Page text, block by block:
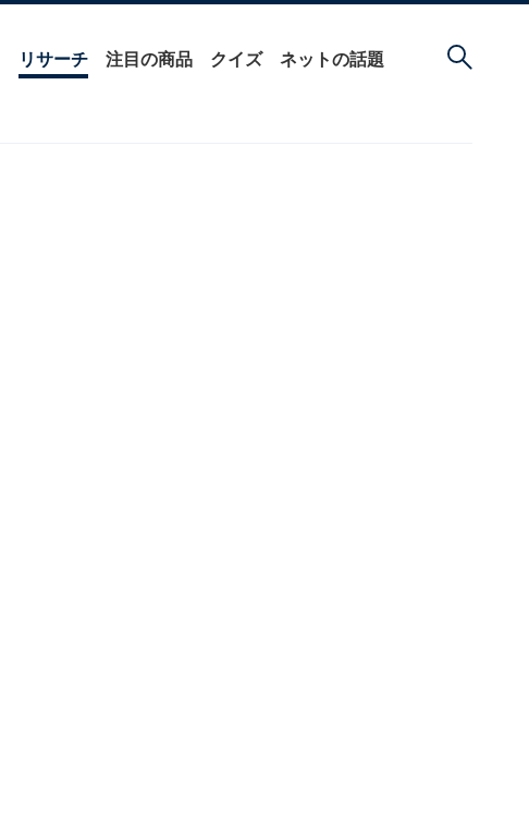
リサーチ 注目の商品 クイズ ネットの話題